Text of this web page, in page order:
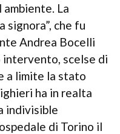
La
signora”, che fu
Andrea Bocelli
scelse di
a limite la stato
ha in realta
indivisible
di Torino il